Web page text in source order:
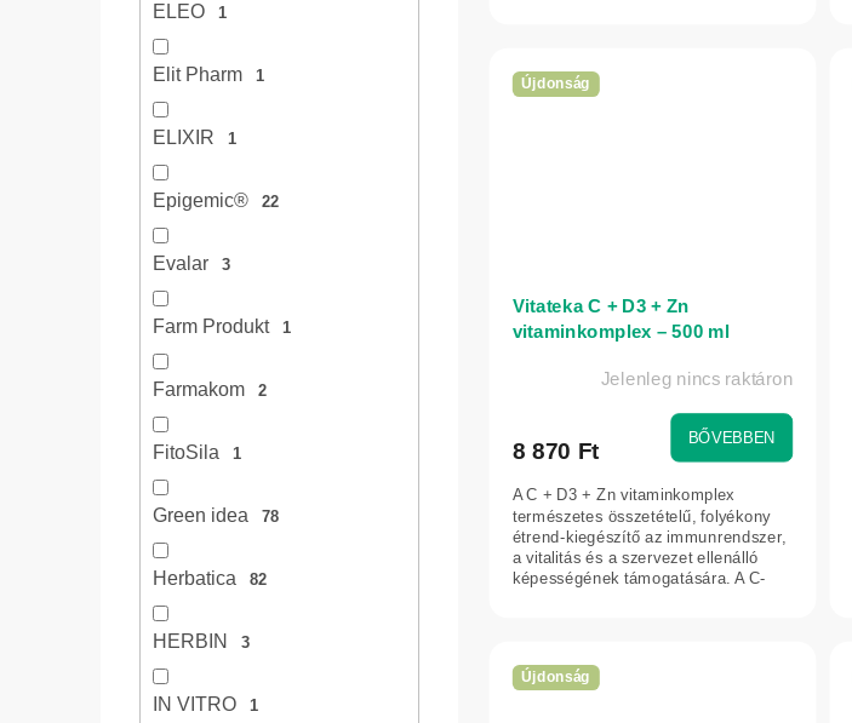
ELEO 1
Elit Pharm 1
ELIXIR 1
Epigemic® 22
Evalar 3
Farm Produkt 1
Farmakom 2
FitoSila 1
Green idea 78
Herbatica 82
HERBIN 3
IN VITRO 1
Újdonság
Vitateka C + D3 + Zn
vitaminkomplex – 500 ml
Jelenleg nincs raktáron
8 870 Ft
BŐVEBBEN
A C + D3 + Zn vitaminkomplex
természetes összetételű, folyékony
étrend-kiegészítő az immunrendszer,
a vitalitás és a szervezet ellenálló
képességének támogatására. A C-
Újdonság